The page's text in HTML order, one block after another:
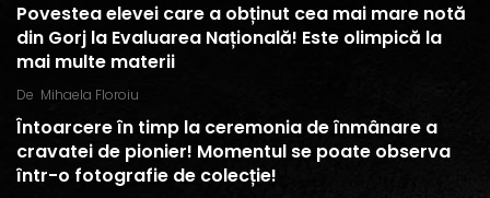
Povestea elevei care a obținut cea mai mare notă
din Gorj la Evaluarea Națională! Este olimpică la
mai multe materii
De Mihaela Floroiu
Întoarcere în timp la ceremonia de înmânare a
cravatei de pionier! Momentul se poate observa
într-o fotografie de colecție!